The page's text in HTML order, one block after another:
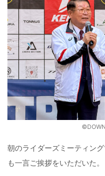
朝のライダーズミーティン
も一言ご挨拶をいただいた。